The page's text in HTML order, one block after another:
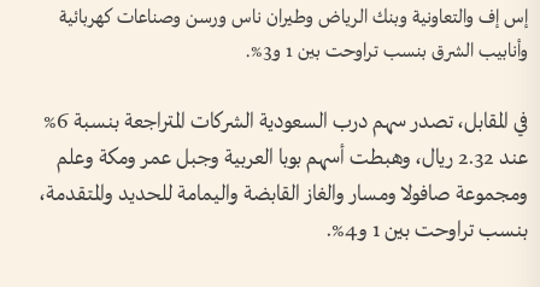
إس إف والتعاونية وبنك الرياض وطيران ناس ورسن وصناعات كهربائية
وأنابيب الشرق بنسب تراوحت بين 1 و3%.
في المقابل، تصدر سهم درب السعودية الشركات المتراجعة بنسبة 6%
عند 2.32 ريال، وهبطت أسهم بوبا العربية وجبل عمر ومكة وعلم
ومجموعة صافولا ومسار والغاز القابضة واليمامة للحديد والمتقدمة،
بنسب تراوحت بين 1 و4%.